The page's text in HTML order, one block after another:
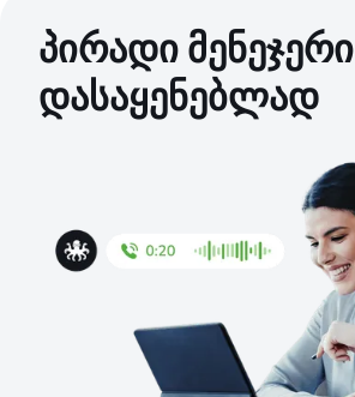
პირადი მენეჯერი
დასაყენებლად